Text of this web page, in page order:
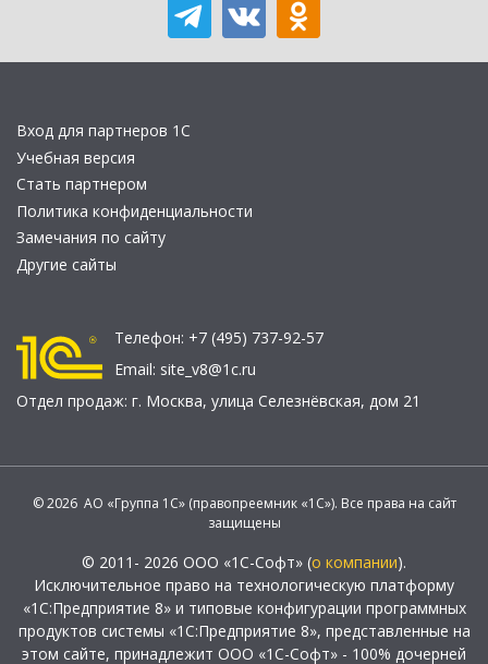
Вход для партнеров 1С
Учебная версия
Стать партнером
Политика конфиденциальности
Замечания по сайту
Другие сайты
Телефон: +7 (495) 737-92-57
Email: site_v8@1c.ru
Отдел продаж: г. Москва, улица Селезнёвская, дом 21
© 2026 АО «Группа 1С» (правопреемник «1С»). Все права на сайт
защищены
© 2011- 2026 ООО «1С-Софт» (о компании).
Исключительное право на технологическую платформу
«1С:Предприятие 8» и типовые конфигурации программных
продуктов системы «1С:Предприятие 8», представленные на
этом сайте, принадлежит ООО «1С-Софт» - 100% дочерней